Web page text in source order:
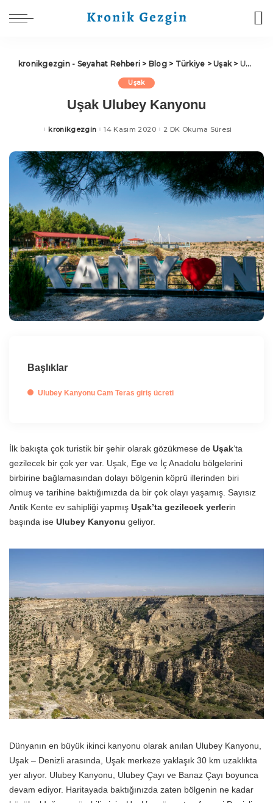
kronikgezgin - Seyahat Rehberi > Blog> Türkiye >Uşak> Uşak Ulubey Kanyonu
Uşak
Uşak Ulubey Kanyonu
Posted
kronikgezgin 14 Kasım 2020 2 DK Okuma Süresi
Başlıklar
Ulubey Kanyonu Cam Teras giriş ücreti
İlk bakışta çok turistik bir şehir olarak gözükmese de Uşak‘ta
gezilecek bir çok yer var. Uşak, Ege ve İç Anadolu bölgelerini
birbirine bağlamasından dolayı bölgenin köprü illerinden biri
olmuş ve tarihine baktığımızda da bir çok olayı yaşamış. Sayısız
Antik Kente ev sahipliği yapmış Uşak’ta gezilecek yerlerin
başında ise Ulubey Kanyonu geliyor.
Dünyanın en büyük ikinci kanyonu olarak anılan Ulubey Kanyonu,
Uşak – Denizli arasında, Uşak merkeze yaklaşık 30 km uzaklıkta
yer alıyor. Ulubey Kanyonu, Ulubey Çayı ve Banaz Çayı boyunca
devam ediyor. Haritayada baktığınızda zaten bölgenin ne kadar